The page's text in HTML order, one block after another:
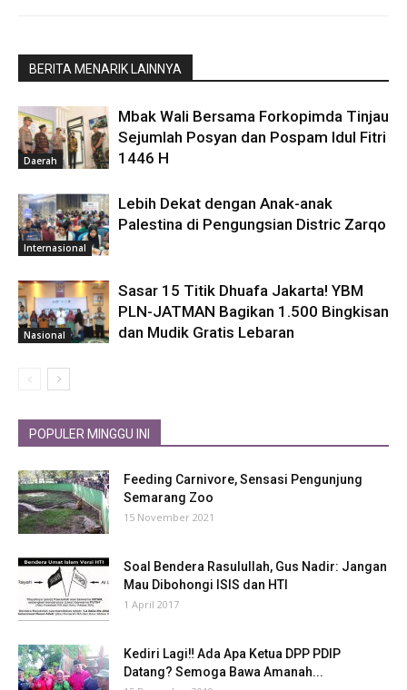
BERITA MENARIK LAINNYA
Daerah
Mbak Wali Bersama Forkopimda Tinjau
Sejumlah Posyan dan Pospam Idul Fitri
1446 H
Internasional
Lebih Dekat dengan Anak-anak
Palestina di Pengungsian Distric Zarqo
Nasional
Sasar 15 Titik Dhuafa Jakarta! YBM
PLN-JATMAN Bagikan 1.500 Bingkisan
dan Mudik Gratis Lebaran
POPULER MINGGU INI
Feeding Carnivore, Sensasi Pengunjung
Semarang Zoo
15 November 2021
Soal Bendera Rasulullah, Gus Nadir: Jangan
Mau Dibohongi ISIS dan HTI
1 April 2017
Kediri Lagi‼ Ada Apa Ketua DPP PDIP
Datang? Semoga Bawa Amanah...